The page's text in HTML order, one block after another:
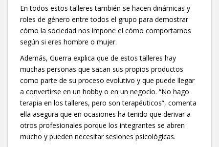
En todos estos talleres también se hacen dinámicas y
roles de género entre todos el grupo para demostrar
cómo la sociedad nos impone el cómo comportarnos
según si eres hombre o mujer.
Además, Guerra explica que de estos talleres hay
muchas personas que sacan sus propios productos
como parte de su proceso evolutivo y que puede llegar
a convertirse en un hobby o en un negocio. “No hago
terapia en los talleres, pero son terapéuticos”, comenta
ella asegura que en ocasiones ha tenido que derivar a
otros profesionales porque los integrantes se abren
mucho y pueden necesitar sesiones psicológicas.